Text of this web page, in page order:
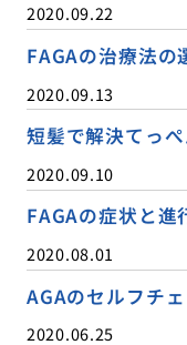
2020.09.22
FAGAの治療法の
2020.09.13
短髪で解決てっ
2020.09.10
FAGAの症状と進
2020.08.01
AGAのセルフチ
2020.06.25